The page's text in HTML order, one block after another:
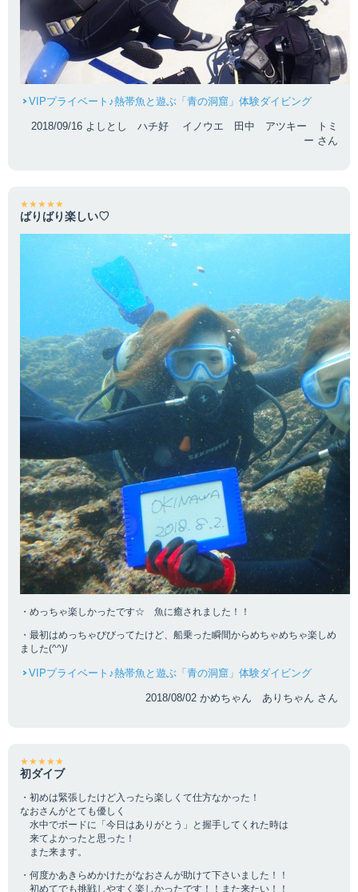
VIPプライベート♪熱帯魚と遊ぶ「青の洞窟」体験ダイビング
2018/09/16 よしとし ハチ好 イノウエ 田中 アツキー トミ
ー さん
★★★★★
ばりばり楽しい♡
・めっちゃ楽しかったです☆ 魚に癒されました！！
・最初はめっちゃびびってたけど、船乗った瞬間からめちゃめちゃ楽しめ
ました(^^)/
VIPプライベート♪熱帯魚と遊ぶ「青の洞窟」体験ダイビング
2018/08/02 かめちゃん ありちゃん さん
★★★★★
初ダイブ
・初めは緊張したけど入ったら楽しくて仕方なかった！
なおさんがとても優しく
水中でボードに「今日はありがとう」と握手してくれた時は
来てよかったと思った！
また来ます。
・何度かあきらめかけたがなおさんが助けて下さいました！！
初めてでも挑戦しやすく楽しかったです！！また来たい！！